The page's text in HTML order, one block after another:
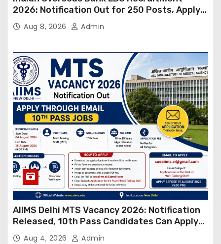
2026: Notification Out for 250 Posts, Apply
OnlineAug 8, 2026 Admin
AIIMS Delhi MTS Vacancy 2026: Notification
Released, 10th Pass Candidates Can Apply
Through Email
Aug 4, 2026 Admin